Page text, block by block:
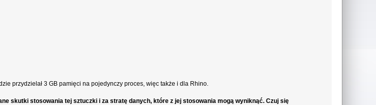
przydzielał 3 GB pamięci na pojedynczy proces, więc także i dla Rhino.
skutki stosowania tej sztuczki i za stratę danych, które z jej stosowania mogą wyniknąć. Czuj się